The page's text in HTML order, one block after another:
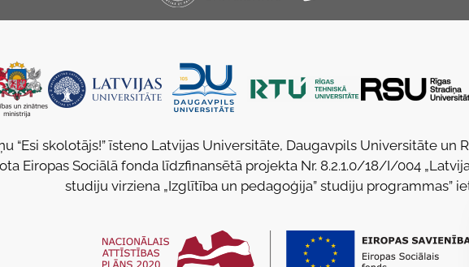
“Esi skolotājs!” īsteno Latvijas Universitāte, Daugavpils Universitāte un
Eiropas Sociālā fonda līdzfinansētā projekta Nr. 8.2.1.0/18/I/004
studiju virziena „Izglītība un pedagoģija” studiju programmas”